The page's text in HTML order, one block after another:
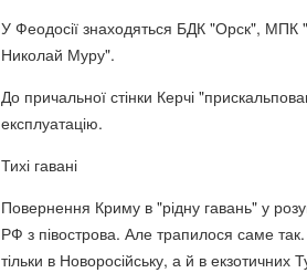
У Феодосії знаходяться БДК "Орск",
Николай Муру".
До причальної стінки Керчі
експлуатацію.
Тихі гавані
Повернення Криму в "рідну гавань" у
РФ з півострова. Але трапилося саме
тільки в Новоросійську, а й в екзотичних